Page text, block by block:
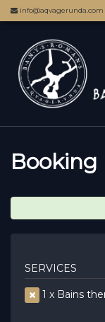
info@aqvagerunda.com
Booking
SERVICES
1 x Bains